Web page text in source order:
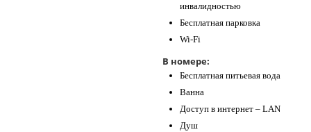
инвалидностью
Бесплатная парковка
Wi-Fi
В номере:
Бесплатная питьевая вода
Ванна
Доступ в интернет – LAN
Душ